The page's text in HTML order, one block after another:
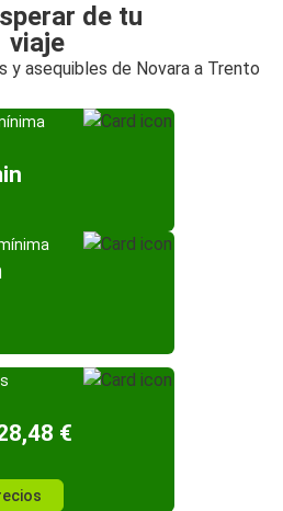
de tu
viaje
y asequibles de Novara a Trento
€